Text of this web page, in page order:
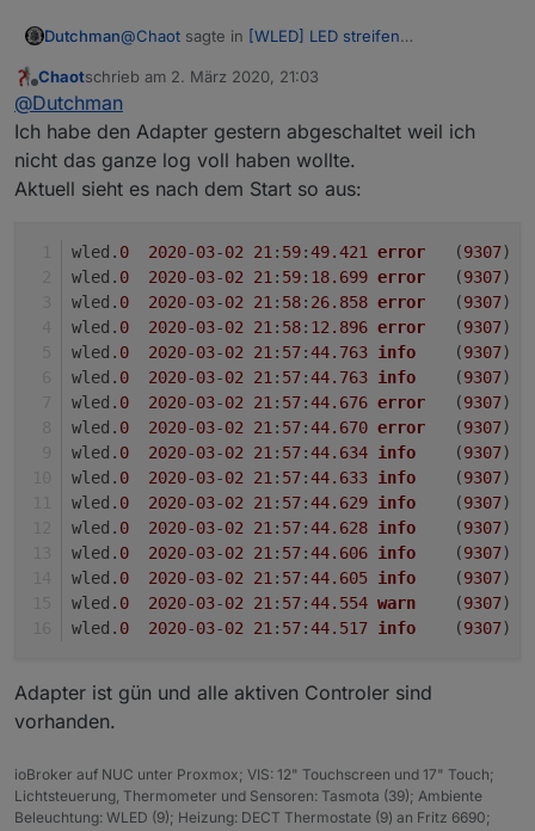
Dutchman@Chaot sagte in [WLED] LED streifen
scheinen vorhanden. Aber im Log bekomme
ich dauernd:
richtige WLED firmware drauf ?
Offline
Chaotschrieb am 2. März 2020, 21:03
zuletzt editiert von
@Dutchman
Ich habe den Adapter gestern abgeschaltet weil ich
nicht das ganze log voll haben wollte.
Aktuell sieht es nach dem Start so aus:
wled. 0 2020-03-02 21: 59:49.421 error
	(
9307)
wled. 0 2020-03-02 21: 59: 18.699 error
	(
9307)
wled. 0 2020-03-02 21: 58: 26.858 error
	(
9307)
wled. 0 2020-03-02 21: 58: 12.896 error
	(
9307)
wled. 0 2020-03-02 21: 57:44.763 info
	(
9307)
wled. 0 2020-03-02 21: 57:44.763 info
	(
9307)
wled. 0 2020-03-02 21: 57:44.676 error
	(
9307)
wled. 0 2020-03-02 21: 57:44.670 error
	(
9307)
wled. 0 2020-03-02 21: 57:44.634 info
	(
9307)
wled. 0 2020-03-02 21: 57:44.633 info
	(
9307)
wled. 0 2020-03-02 21: 57:44.629 info
	(
9307)
wled. 0 2020-03-02 21: 57:44.628 info
	(
9307)
wled. 0 2020-03-02 21: 57:44.606 info
	(
9307)
wled. 0 2020-03-02 21: 57:44.605 info
	(
9307)
wled. 0 2020-03-02 21: 57:44.554 warn
	(
9307)
wled. 0 2020-03-02 21: 57:44.517 info
	(
9307)
Adapter ist gün und alle aktiven Controler sind
vorhanden.
ioBroker auf NUC unter Proxmox; VIS: 12" Touchscreen und 17" Touch;
Lichtsteuerung, Thermometer und Sensoren: Tasmota (39); Ambiente
Beleuchtung: WLED (9); Heizung: DECT Thermostate (9) an Fritz 6690;